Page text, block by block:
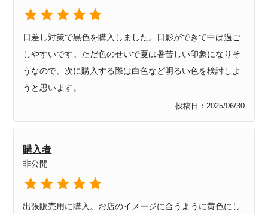
投稿日 2025/06/30
日差し対策で黒色を購入しました。日影ができて中は過ご
しやすいです。ただ色のせいで夏は暑苦しい印象になりそ
うなので、次に購入する際は白色など明るい色を検討しよ
うと思います。
購入者
非公開
出張販売用に購入。お店のイメージに合うように黄色にし